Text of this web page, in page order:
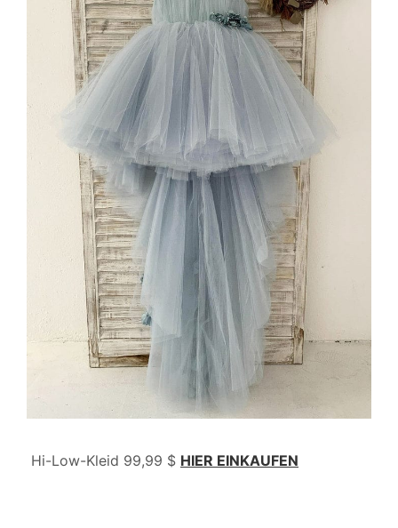
Hi-Low-Kleid 99,99 $ HIER EINKAUFEN